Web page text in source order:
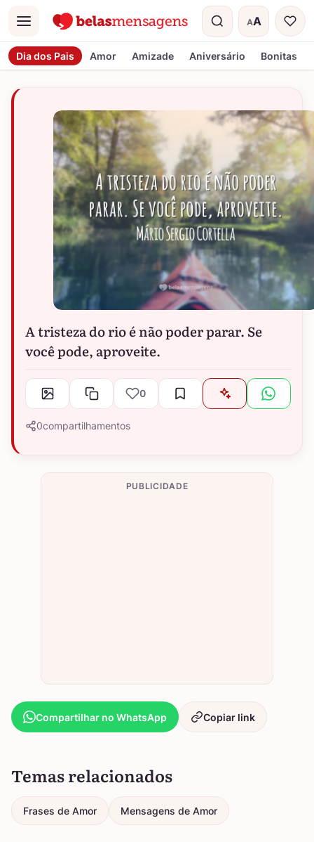
Menu AA
Tamanho do
Dia dos Pais Amor Amizade Aniversário Bonitas
A tristeza do rio é não poder parar. Se
você pode, aproveite.
0
0compartilhamentos
PUBLICIDADE
Compartilhar no WhatsApp Copiar link
Temas relacionados
Frases de Amor Mensagens de Amor